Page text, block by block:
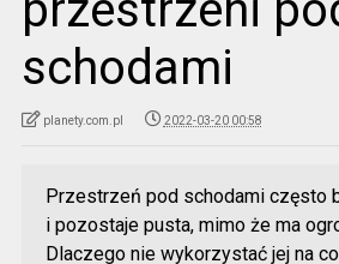
schodami
planety.com.pl 2022-03-20 00:58
Przestrzeń pod schodami często
i pozostaje pusta, mimo że ma
Dlaczego nie wykorzystać jej na